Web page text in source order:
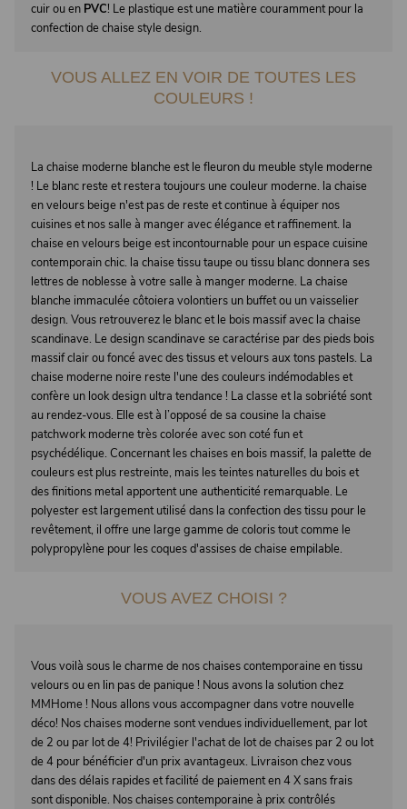
cuir ou en PVC! Le plastique est une matière couramment pour la
confection de chaise style design.
VOUS ALLEZ EN VOIR DE TOUTES LES
COULEURS !
La chaise moderne blanche est le fleuron du meuble style moderne
! Le blanc reste et restera toujours une couleur moderne. la chaise
en velours beige n'est pas de reste et continue à équiper nos
cuisines et nos salle à manger avec élégance et raffinement. la
chaise en velours beige est incontournable pour un espace cuisine
contemporain chic. la chaise tissu taupe ou tissu blanc donnera ses
lettres de noblesse à votre salle à manger moderne. La chaise
blanche immaculée côtoiera volontiers un buffet ou un vaisselier
design. Vous retrouverez le blanc et le bois massif avec la chaise
scandinave. Le design scandinave se caractérise par des pieds bois
massif clair ou foncé avec des tissus et velours aux tons pastels. La
chaise moderne noire reste l'une des couleurs indémodables et
confère un look design ultra tendance ! La classe et la sobriété sont
au rendez-vous. Elle est à l’opposé de sa cousine la chaise
patchwork moderne très colorée avec son coté fun et
psychédélique. Concernant les chaises en bois massif, la palette de
couleurs est plus restreinte, mais les teintes naturelles du bois et
des finitions metal apportent une authenticité remarquable. Le
polyester est largement utilisé dans la confection des tissu pour le
revêtement, il offre une large gamme de coloris tout comme le
polypropylène pour les coques d'assises de chaise empilable.
VOUS AVEZ CHOISI ?
Vous voilà sous le charme de nos chaises contemporaine en tissu
velours ou en lin pas de panique ! Nous avons la solution chez
MMHome ! Nous allons vous accompagner dans votre nouvelle
déco! Nos chaises moderne sont vendues individuellement, par lot
de 2 ou par lot de 4! Privilégier l'achat de lot de chaises par 2 ou lot
de 4 pour bénéficier d'un prix avantageux. Livraison chez vous
dans des délais rapides et facilité de paiement en 4 X sans frais
sont disponible. Nos chaises contemporaine à prix contrôlés